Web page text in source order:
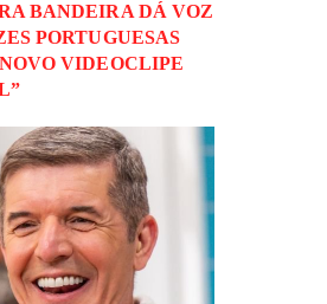
BANDEIRA DÁ VOZ
PORTUGUESAS
VIDEOCLIPE